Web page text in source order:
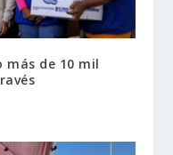
más de 10 mil